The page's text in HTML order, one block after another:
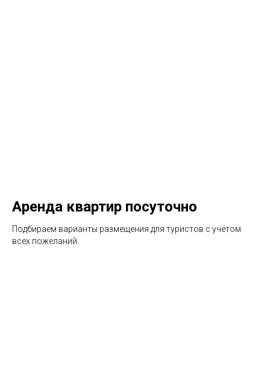
Аренда квартир посуточно
Подбираем варианты размещения для туристов с учётом
всех пожеланий.